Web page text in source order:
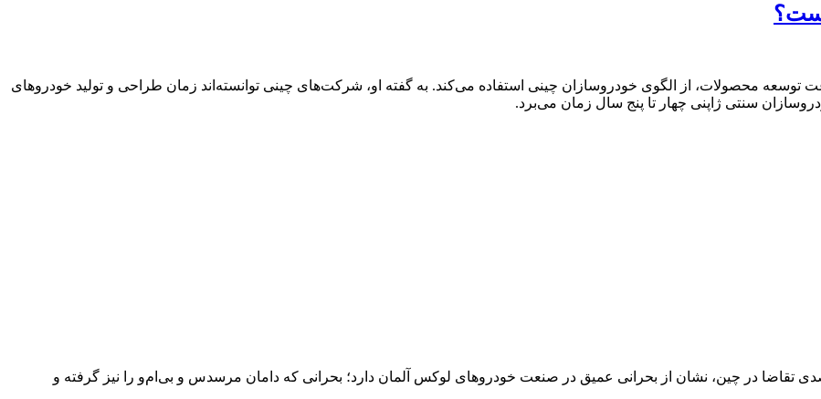
محصولات، از الگوی خودروسازان چینی استفاده می‌کند. به گفته او، شرکت‌های چینی توانسته‌اند زمان طراحی و تولید خودروهای
سنتی ژاپنی چهار تا پنج سال زمان می‌برد.
فروش پورشه در نیمه نخست سال و سقوط ۳۲ درصدی تقاضا در چین، نشان از بحرانی عمیق در صنعت خودروهای لوکس آلمان دارد؛ بحرانی که دامان مرسدس و بی‌ام‌و را نیز گرفته و